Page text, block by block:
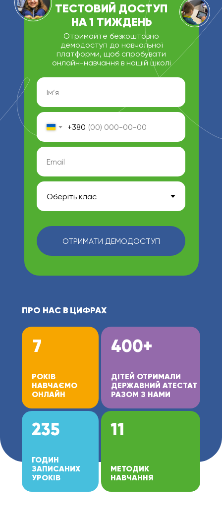
РОКІВ
НАВЧАЄМО
ОНЛАЙН
ДІТЕЙ ОТРИМАЛИ
ДЕРЖАВНИЙ АТЕСТАТ
РАЗОМ З НАМИ
ГОДИН
ЗАПИСАНИХ
УРОКІВ
ПРО НАС В ЦИФРАХ
МЕТОДИК
НАВЧАННЯ
7 400+
235 11
Отримайте безкоштовно
демодоступ до навчальної
платформи, щоб спробувати
онлайн-навчання в нашій школі
ТЕСТОВИЙ ДОСТУП
НА 1 ТИЖДЕНЬ
+380
ОТРИМАТИ ДЕМОДОСТУП